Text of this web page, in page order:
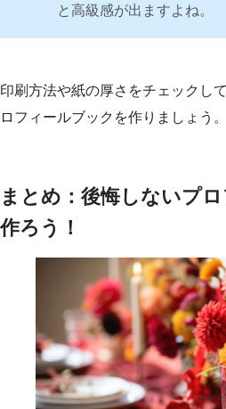
と高級感が出ますよね。
印刷方法や紙の厚さをチェックし
ロフィールブックを作りましょう。
まとめ：後悔しないプ
作ろう！